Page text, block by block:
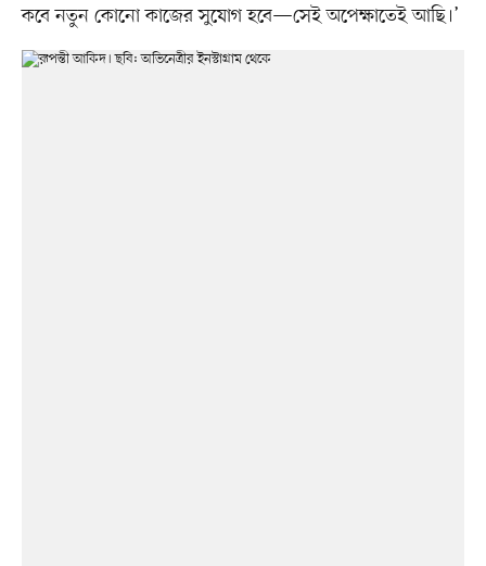
কবে নতুন কোনো কাজের সুযোগ হবে—সেই অপেক্ষাতেই আছি।’